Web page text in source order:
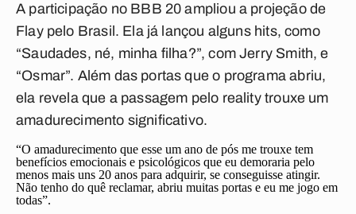
A participação no BBB 20 ampliou a projeção de
Flay pelo Brasil. Ela já lançou alguns hits, como
“Saudades, né, minha filha?”, com Jerry Smith, e
“Osmar”. Além das portas que o programa abriu,
ela revela que a passagem pelo reality trouxe um
amadurecimento significativo.
“O amadurecimento que esse um ano de pós me trouxe tem
benefícios emocionais e psicológicos que eu demoraria pelo
menos mais uns 20 anos para adquirir, se conseguisse atingir.
Não tenho do quê reclamar, abriu muitas portas e eu me jogo em
todas”.